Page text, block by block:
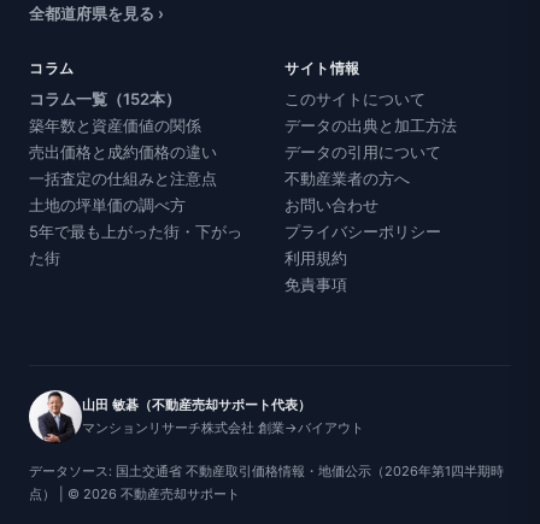
全都道府県を見る ›
コラム
コラム一覧（152本）
築年数と資産価値の関係
売出価格と成約価格の違い
一括査定の仕組みと注意点
土地の坪単価の調べ方
5年で最も上がった街・下がっ
た街
サイト情報
このサイトについて
データの出典と加工方法
データの引用について
不動産業者の方へ
お問い合わせ
プライバシーポリシー
利用規約
免責事項
山田 敏碁（不動産売却サポート代表）
マンションリサーチ株式会社 創業→バイアウト
データソース: 国土交通省 不動産取引価格情報・地価公示（2026年第1四半期時
点） | © 2026 不動産売却サポート